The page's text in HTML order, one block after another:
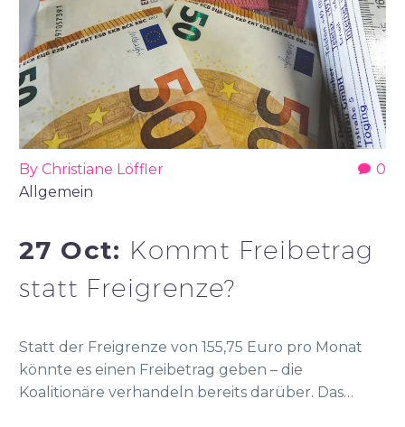
0
By Christiane Löffler
Allgemein
27 Oct: Kommt Freibetrag
statt Freigrenze?
Statt der Freigrenze von 155,75 Euro pro Monat
könnte es einen Freibetrag geben – die
Koalitionäre verhandeln bereits darüber. Das…